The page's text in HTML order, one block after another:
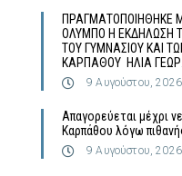
ΠΡΑΓΜΑΤΟΠΟΙΗΘΗΚΕ
ΟΛΥΜΠΟ Η ΕΚΔΗΛΩΣΗ
ΤΟΥ ΓΥΜΝΑΣΙΟΥ ΚΑΙ
ΚΑΡΠΑΘΟΥ ΗΛΙΑ
9 Αυγούστου, 2026
Απαγορεύεται μέχρι
Καρπάθου λόγω
9 Αυγούστου, 2026